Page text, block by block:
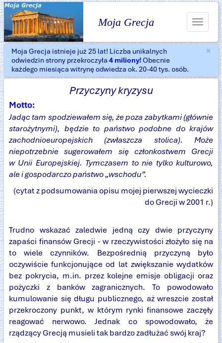
Moja Grecja
Toggle
×
Moja Grecja istnieje już 25 lat! Liczba unikalnych
odwiedzin strony przekroczyła 4 miliony!Obecnie
każdego miesiąca witrynę odwiedza ok. 20-40 tys. osób.
Przyczyny kryzysu
Motto:
Jadąc tam spodziewałem się, że poza zabytkami (głównie
starożytnymi), będzie to państwo podobne do krajów
zachodnioeuropejskich (zwłaszcza stolica). Może
niepotrzebnie sugerowałem się członkostwem Grecji
w Unii Europejskiej. Tymczasem to nie tylko kulturowo,
ale i gospodarczo państwo „wschodu”.
(cytat z podsumowania opisu mojej pierwszej wycieczki
do Grecji w 2001 r.)
Trudno wskazać zaledwie jedną czy dwie przyczyny
zapaści finansów Grecji - w rzeczywistości złożyło się na
to wiele czynników. Bezpośrednią przyczyną było
oczywiście funkcjonujące od lat zwiększanie wydatków
bez pokrycia, m.in. przez kolejne emisje obligacji oraz
pożyczki z banków zagranicznych. To powodowało
kumulowanie się długu publicznego, aż wreszcie został
przekroczony punkt, w którym rynki finansowe zaczęły
reagować nerwowo. Jednak co spowodowało, że
rządzący Grecją musieli tak bardzo zadłużać swój kraj?